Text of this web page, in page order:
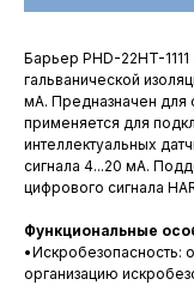
Барьер PHD-22HT-
гальванической
мА. Предназначен для
применяется для
интеллектуальных
сигнала 4...20 мА.
цифрового сигнала
Функциональные
•Искробезопасность:
организацию